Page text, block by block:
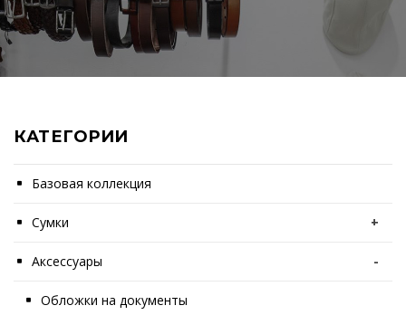
КАТЕГОРИИ
Базовая коллекция
Сумки +
Аксессуары -
Обложки на документы